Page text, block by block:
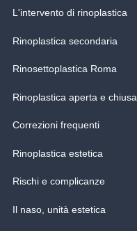
L'intervento di rinoplastica
Rinoplastica secondaria
Rinosettoplastica Roma
Rinoplastica aperta e chiusa
Correzioni frequenti
Rinoplastica estetica
Rischi e complicanze
Il naso, unità estetica